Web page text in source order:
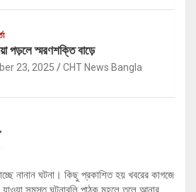
পড়লে স্মরণশক্তি বাড়ে
23, 2025 CHT News Bangla
নানান ঘটনা। কিছু প্রকাশিত হয় খবরের কাগজে